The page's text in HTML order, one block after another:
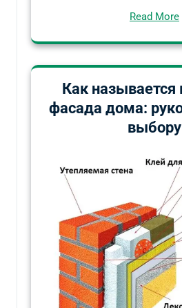
Read More
Как называется
фасада дома:
выбору